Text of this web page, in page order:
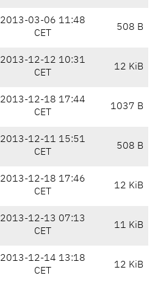
2013-03-06 11:48
CET
508 B
2013-12-12 10:31
CET
12 KiB
2013-12-18 17:44
CET
1037 B
2013-12-11 15:51
CET
508 B
2013-12-18 17:46
CET
12 KiB
2013-12-13 07:13
CET
11 KiB
2013-12-14 13:18
CET
12 KiB